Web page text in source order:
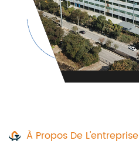
À Propos De L'entreprise